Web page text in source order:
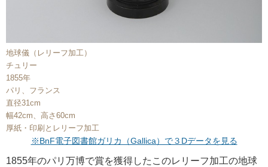
地球儀（レリーフ加工）
チュリー
1855年
パリ、フランス
直径31cm
幅42cm、高さ60cm
厚紙・印刷とレリーフ加工
※BnF電子図書館ガリカ（Gallica）で３Dデータを見る
1855年のパリ万博で賞を獲得したこのレリーフ加工の地球